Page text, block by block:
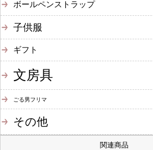
ボールペンストラップ
子供服
ギフト
文房具
ごる男フリマ
その他
関連商品